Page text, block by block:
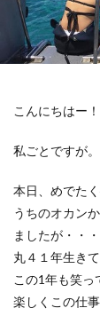
こんにちはー
私ごとですが。
本日、めでた
うちのオカン
ましたが・・・
丸４１年生き
この1年も笑っ
楽しくこの仕